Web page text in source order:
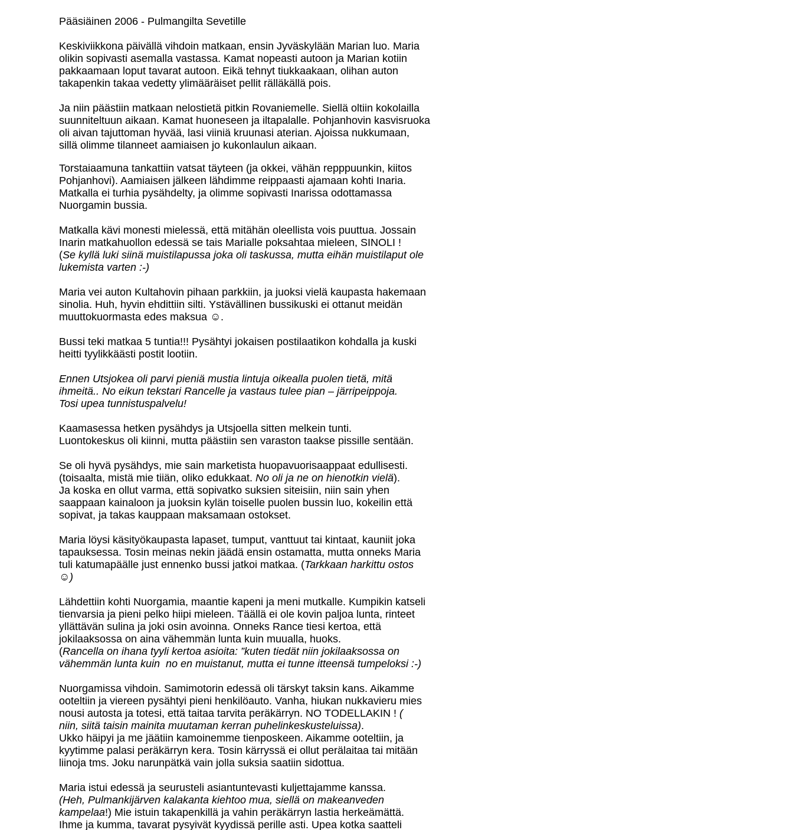
Pääsiäinen 2006 - Pulmangilta Sevetille
Keskiviikkona päivällä vihdoin matkaan, ensin Jyväskylään Marian luo. Maria
olikin sopivasti asemalla vastassa. Kamat nopeasti autoon ja Marian kotiin
pakkaamaan loput tavarat autoon. Eikä tehnyt tiukkaakaan, olihan auton
takapenkin takaa vedetty ylimääräiset pellit rälläkällä pois.
Ja niin päästiin matkaan nelostietä pitkin Rovaniemelle. Siellä oltiin kokolailla
suunniteltuun aikaan. Kamat huoneseen ja iltapalalle. Pohjanhovin kasvisruoka
oli aivan tajuttoman hyvää, lasi viiniä kruunasi aterian. Ajoissa nukkumaan,
sillä olimme tilanneet aamiaisen jo kukonlaulun aikaan.
Torstaiaamuna tankattiin vatsat täyteen (ja okkei, vähän repppuunkin, kiitos
Pohjanhovi). Aamiaisen jälkeen lähdimme reippaasti ajamaan kohti Inaria.
Matkalla ei turhia pysähdelty, ja olimme sopivasti Inarissa odottamassa
Nuorgamin bussia.
Matkalla kävi monesti mielessä, että mitähän oleellista vois puuttua. Jossain
Inarin matkahuollon edessä se tais Marialle poksahtaa mieleen, SINOLI !
(Se kyllä luki siinä muistilapussa joka oli taskussa, mutta eihän muistilaput ole
lukemista varten :-)
Maria vei auton Kultahovin pihaan parkkiin, ja juoksi vielä kaupasta hakemaan
sinolia. Huh, hyvin ehdittiin silti. Ystävällinen bussikuski ei ottanut meidän
muuttokuormasta edes maksua ☺.
Bussi teki matkaa 5 tuntia!!! Pysähtyi jokaisen postilaatikon kohdalla ja kuski
heitti tyylikkäästi postit lootiin.
Ennen Utsjokea oli parvi pieniä mustia lintuja oikealla puolen tietä, mitä
ihmeitä.. No eikun tekstari Rancelle ja vastaus tulee pian – järripeippoja.
Tosi upea tunnistuspalvelu!
Kaamasessa hetken pysähdys ja Utsjoella sitten melkein tunti.
Luontokeskus oli kiinni, mutta päästiin sen varaston taakse pissille sentään.
Se oli hyvä pysähdys, mie sain marketista huopavuorisaappaat edullisesti.
(toisaalta, mistä mie tiiän, oliko edukkaat. No oli ja ne on hienotkin vielä).
Ja koska en ollut varma, että sopivatko suksien siteisiin, niin sain yhen
saappaan kainaloon ja juoksin kylän toiselle puolen bussin luo, kokeilin että
sopivat, ja takas kauppaan maksamaan ostokset.
Maria löysi käsityökaupasta lapaset, tumput, vanttuut tai kintaat, kauniit joka
tapauksessa. Tosin meinas nekin jäädä ensin ostamatta, mutta onneks Maria
tuli katumapäälle just ennenko bussi jatkoi matkaa. (Tarkkaan harkittu ostos
☺)
Lähdettiin kohti Nuorgamia, maantie kapeni ja meni mutkalle. Kumpikin katseli
tienvarsia ja pieni pelko hiipi mieleen. Täällä ei ole kovin paljoa lunta, rinteet
yllättävän sulina ja joki osin avoinna. Onneks Rance tiesi kertoa, että
jokilaaksossa on aina vähemmän lunta kuin muualla, huoks.
(Rancella on ihana tyyli kertoa asioita: ”kuten tiedät niin jokilaaksossa on
vähemmän lunta kuin no en muistanut, mutta ei tunne itteensä tumpeloksi :-)
Nuorgamissa vihdoin. Samimotorin edessä oli tärskyt taksin kans. Aikamme
ooteltiin ja viereen pysähtyi pieni henkilöauto. Vanha, hiukan nukkavieru mies
nousi autosta ja totesi, että taitaa tarvita peräkärryn. NO TODELLAKIN ! (
niin, siitä taisin mainita muutaman kerran puhelinkeskusteluissa).
Ukko häipyi ja me jäätiin kamoinemme tienposkeen. Aikamme ooteltiin, ja
kyytimme palasi peräkärryn kera. Tosin kärryssä ei ollut perälaitaa tai mitään
liinoja tms. Joku narunpätkä vain jolla suksia saatiin sidottua.
Maria istui edessä ja seurusteli asiantuntevasti kuljettajamme kanssa.
(Heh, Pulmankijärven kalakanta kiehtoo mua, siellä on makeanveden
kampelaa!) Mie istuin takapenkillä ja vahin peräkärryn lastia herkeämättä.
Ihme ja kumma, tavarat pysyivät kyydissä perille asti. Upea kotka saatteli